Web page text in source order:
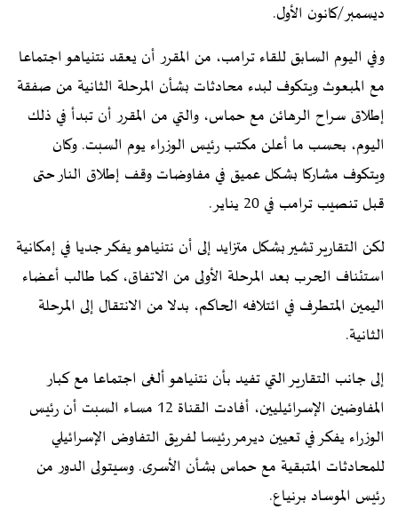
ديسمبر/كانون الأول.
وفي اليوم السابق للقاء ترامب، من المقرر أن يعقد نتنياهو اجتماعا
مع المبعوث ويتكوف لبدء محادثات بشأن المرحلة الثانية من صفقة
إطلاق سراح الرهائن مع حماس، والتي من المقرر أن تبدأ في ذلك
اليوم، بحسب ما أعلن مكتب رئيس الوزراء يوم السبت. وكان
ويتكوف مشاركا بشكل عميق في مفاوضات وقف إطلاق النار حتى
قبل تنصيب ترامب في 20 يناير.
لكن التقارير تشير بشكل متزايد إلى أن نتنياهو يفكر جديا في إمكانية
استئناف الحرب بعد المرحلة الأولى من الاتفاق، كما طالب أعضاء
اليمين المتطرف في ائتلافه الحاكم، بدلا من الانتقال إلى المرحلة
الثانية.
إلى جانب التقارير التي تفيد بأن نتنياهو ألغى اجتماعا مع كبار
المفاوضين الإسرائيليين، أفادت القناة 12 مساء السبت أن رئيس
الوزراء يفكر في تعيين ديرمر رئيسا لفريق التفاوض الإسرائيلي
للمحادثات المتبقية مع حماس بشأن الأسرى. وسيتولى الدور من
رئيس الموساد برنياع.